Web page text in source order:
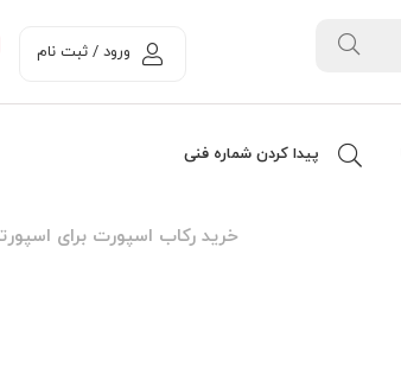
ورود / ثبت نام
پیدا کردن شماره فنی
خرید رکاب اسپورت برای اسپورتج